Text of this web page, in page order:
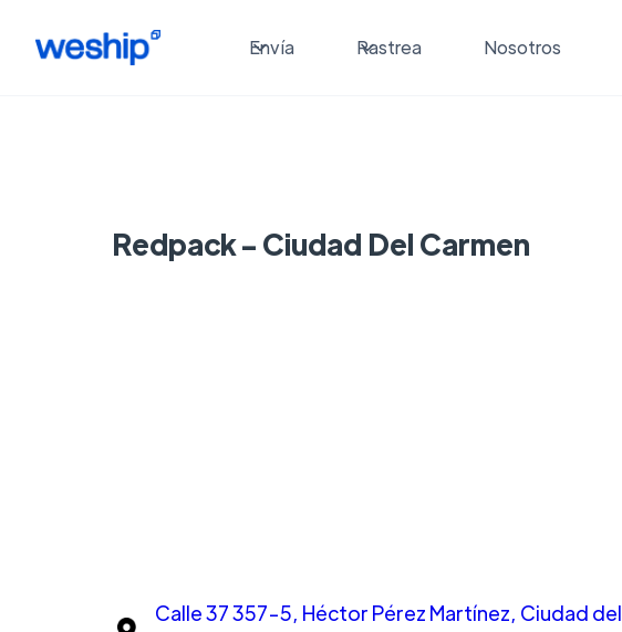
Envía Rastrea Nosotros
Redpack - Ciudad Del Carmen
Calle 37 357-5, Héctor Pérez Martínez, Ciudad del